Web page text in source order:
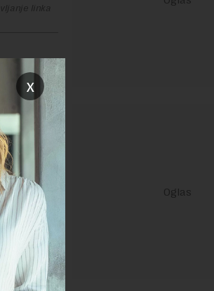
linka
x